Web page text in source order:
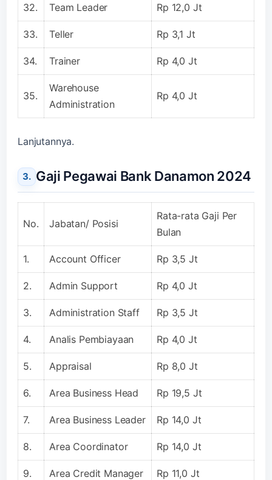
32. Team Leader Rp 12,0 Jt
33. Teller Rp 3,1 Jt
34. Trainer Rp 4,0 Jt
35.
Warehouse
Administration
Rp 4,0 Jt
Lanjutannya.
Gaji Pegawai Bank Danamon 2024
No. Jabatan/ Posisi
Rata-rata Gaji Per
Bulan
1. Account Officer Rp 3,5 Jt
2. Admin Support Rp 4,0 Jt
3. Administration Staff Rp 3,5 Jt
4. Analis Pembiayaan Rp 4,0 Jt
5. Appraisal Rp 8,0 Jt
6. Area Business Head Rp 19,5 Jt
7. Area Business Leader Rp 14,0 Jt
8. Area Coordinator Rp 14,0 Jt
9. Area Credit Manager Rp 11,0 Jt